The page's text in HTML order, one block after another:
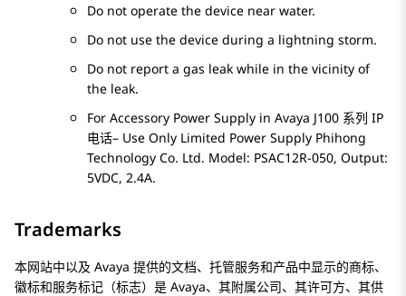
Do not operate the device near water.
Do not use the device during a lightning storm.
Do not report a gas leak while in the vicinity of
the leak.
For Accessory Power Supply in Avaya J100 系列 IP
电话– Use Only Limited Power Supply Phihong
Technology Co. Ltd. Model: PSAC12R-050, Output:
5VDC, 2.4A.
Trademarks
本网站中以及 Avaya 提供的文档、托管服务和产品中显示的商标、
徽标和服务标记（标志）是 Avaya、其附属公司、其许可方、其供